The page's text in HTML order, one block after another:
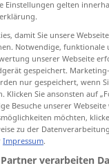
Einstellungen gelten
damit Sie unsere
Notwendige, funktionale
unserer Webseite
gespeichert.
nur gespeichert, wenn
Klicken Sie ansonsten auf
Besuche unserer
möchten,
zu der
Impressum.
verarbeiten